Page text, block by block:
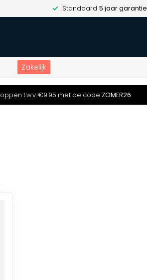
Standaard 5 jaar garantie
Zakelijk
t.w.v. €9.95 met de code ZOMER26